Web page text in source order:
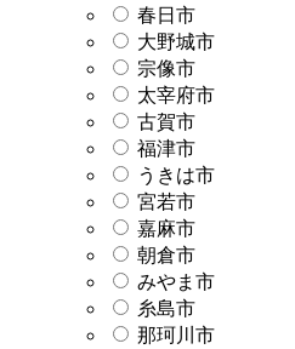
春日市
大野城市
宗像市
太宰府市
古賀市
福津市
うきは市
宮若市
嘉麻市
朝倉市
みやま市
糸島市
那珂川市